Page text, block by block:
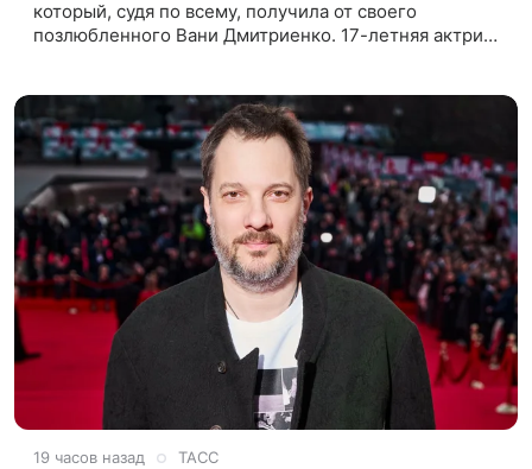
который, судя по всему, получилa от своего
позлюбленного Вани Дмитриенко. 17-летняя актриса
19 часов назад ТАСС